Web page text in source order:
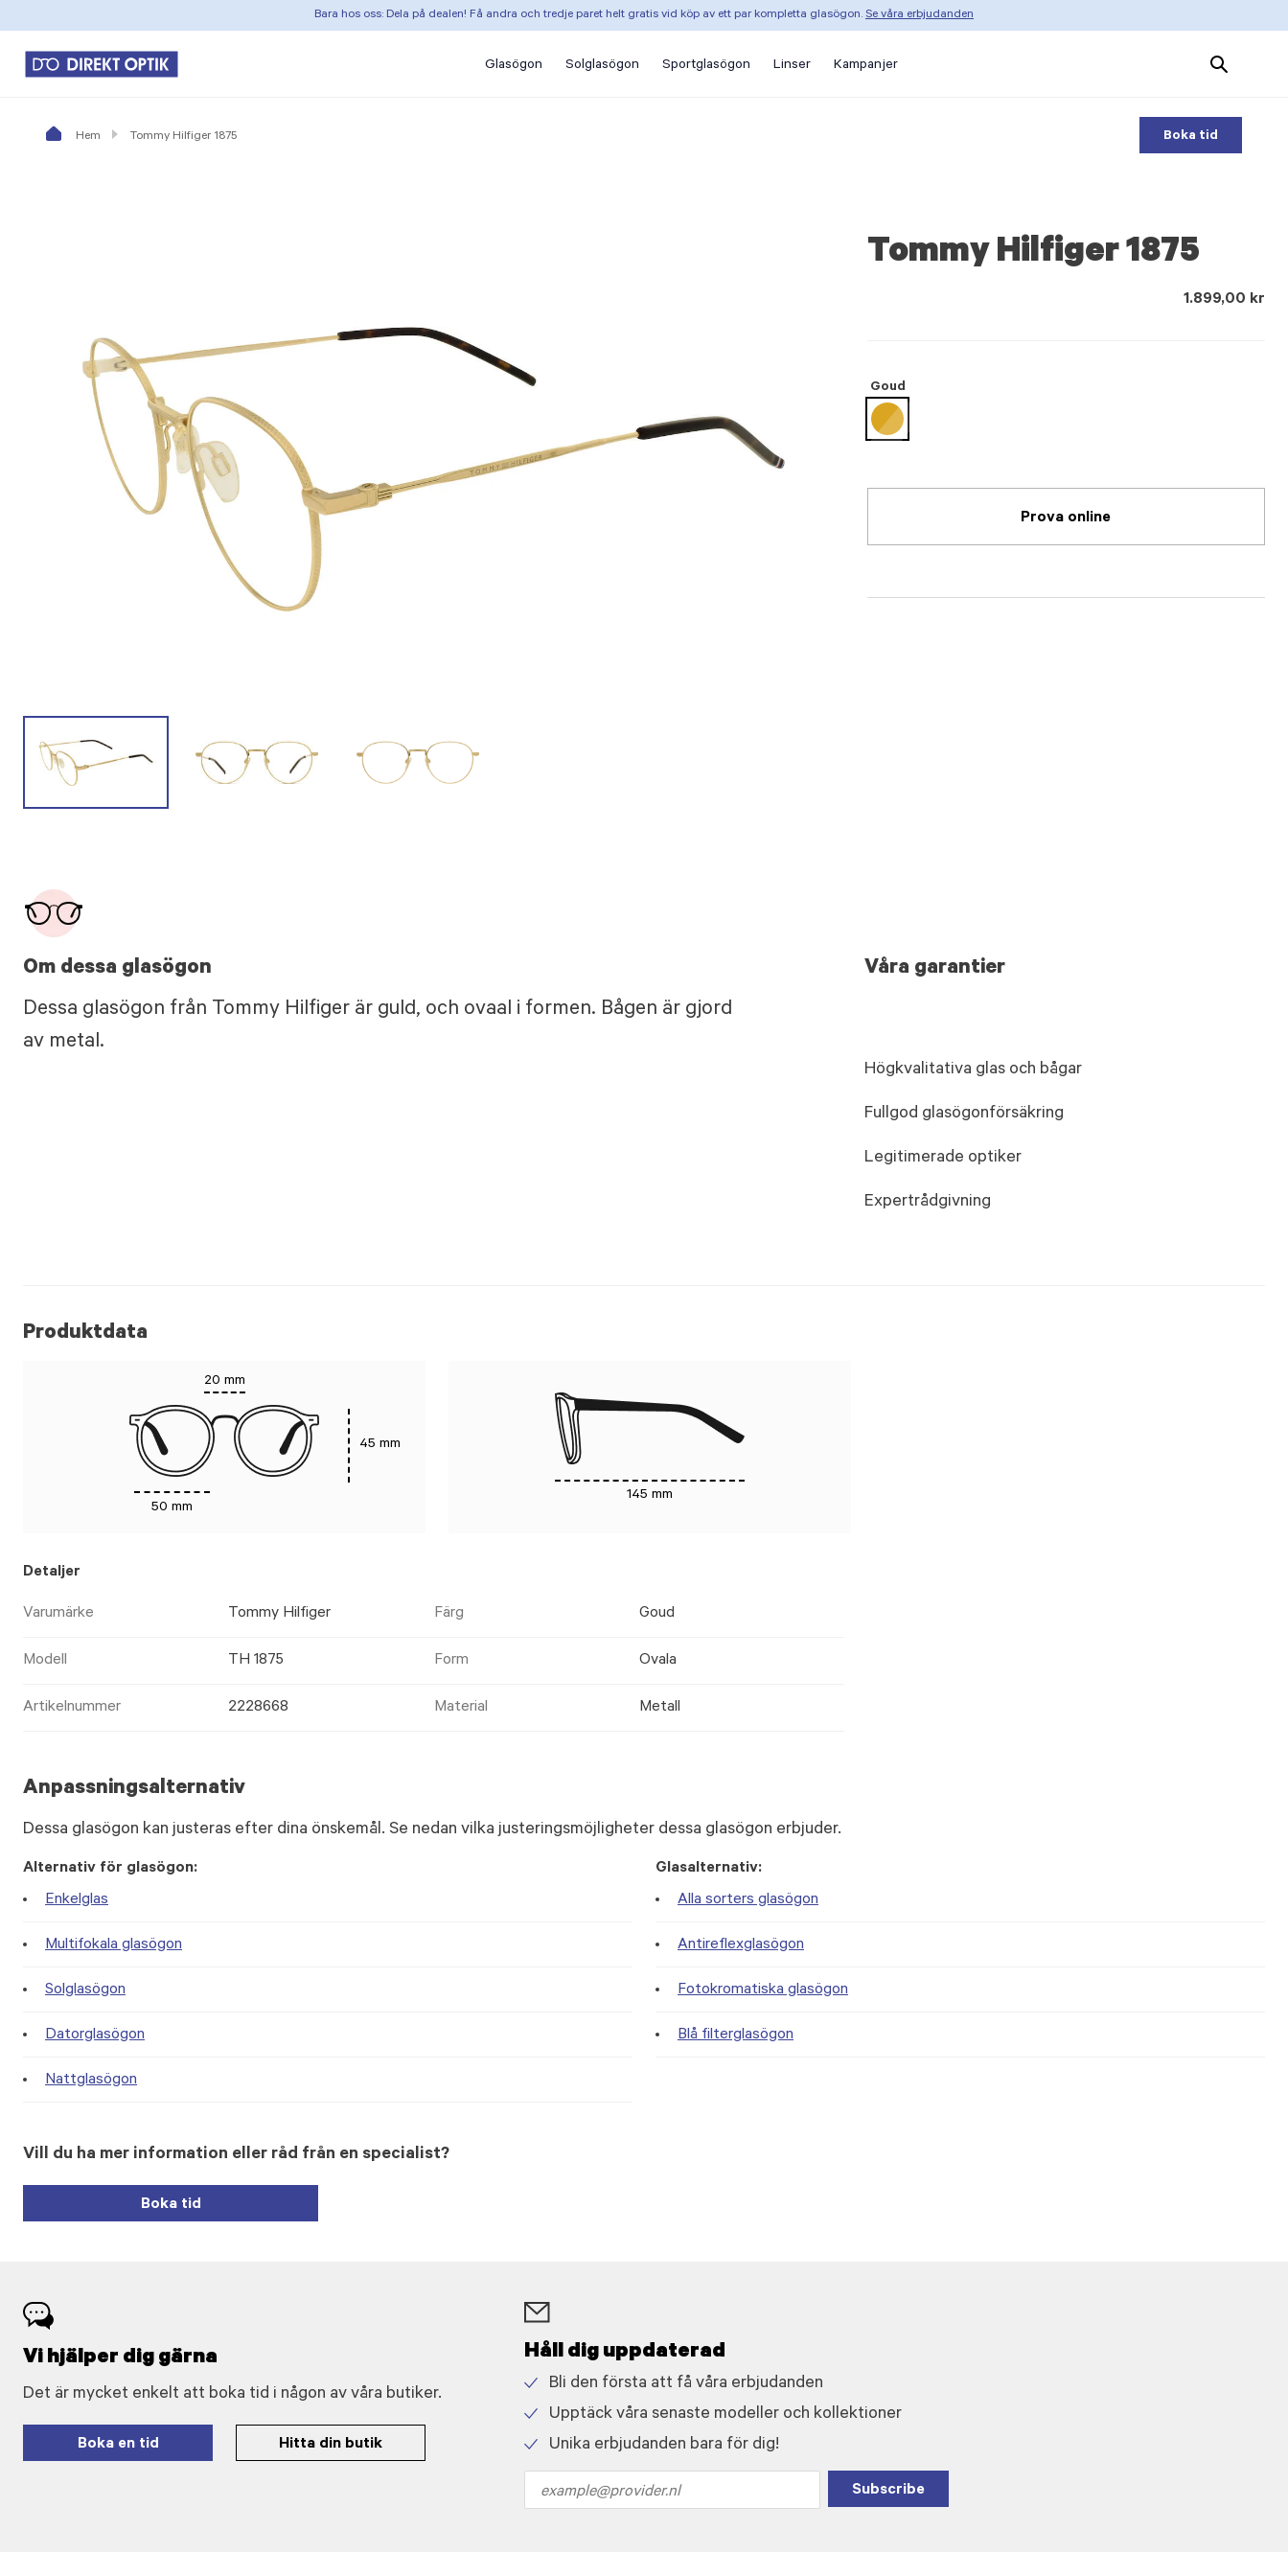
Bara hos oss: Dela på dealen! Få andra och tredje paret helt gratis vid köp av ett par kompletta glasögon. Se våra erbjudanden
Glasögon Solglasögon Sportglasögon Linser Kampanjer
Search
Products
Hem Tommy Hilfiger 1875 Boka tid
Tommy Hilfiger 1875
1.899,00 kr
Goud
selected
Prova online
Om dessa glasögon
Dessa glasögon från Tommy Hilfiger är guld, och ovaal i formen. Bågen är gjord
av metal.
Våra garantier
Högkvalitativa glas och bågar
Fullgod glasögonförsäkring
Legitimerade optiker
Expertrådgivning
Produktdata
20 mm
50 mm
45 mm
145 mm
Detaljer
Varumärke Tommy Hilfiger Färg Goud
Modell TH 1875 Form Ovala
Artikelnummer 2228668 Material Metall
Anpassningsalternativ
Dessa glasögon kan justeras efter dina önskemål. Se nedan vilka justeringsmöjligheter dessa glasögon erbjuder.
Alternativ för glasögon:
Enkelglas
Multifokala glasögon
Solglasögon
Datorglasögon
Nattglasögon
Glasalternativ:
Alla sorters glasögon
Antireflexglasögon
Fotokromatiska glasögon
Blå filterglasögon
Vill du ha mer information eller råd från en specialist?
Boka tid
Vi hjälper dig gärna
Det är mycket enkelt att boka tid i någon av våra butiker.
Boka en tid Hitta din butik
Håll dig uppdaterad
icon
Bli den första att få våra erbjudanden
icon
Upptäck våra senaste modeller och kollektioner
Unika erbjudanden bara för dig!
address
Subscribe